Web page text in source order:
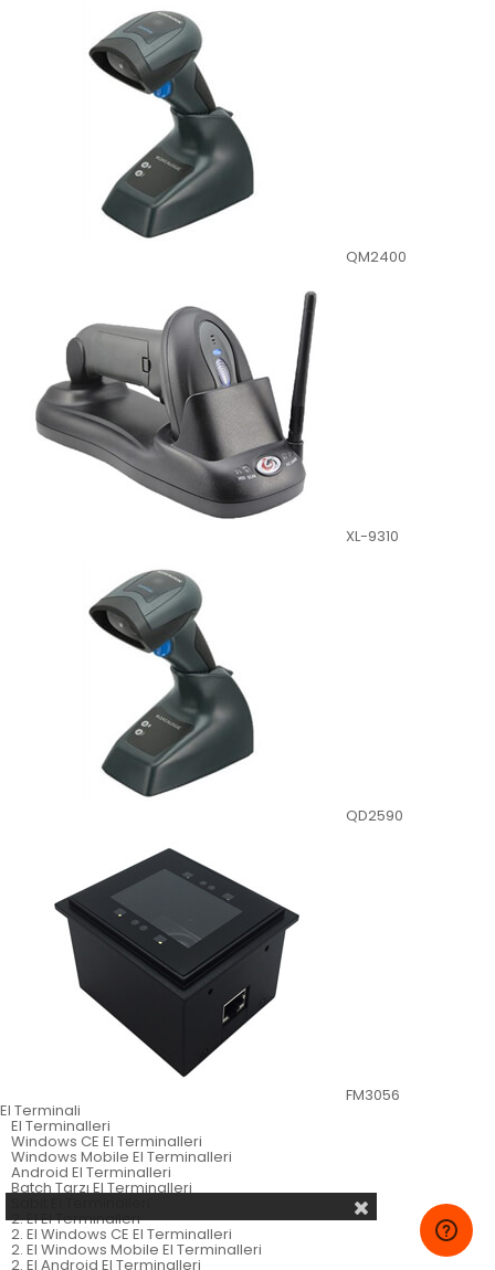
QM2400
XL-9310
QD2590
FM3056
El Terminali
El Terminalleri
Windows CE El Terminalleri
Windows Mobile El Terminalleri
Android El Terminalleri
Batch Tarzı El Terminalleri
2. El El Terminalleri
2. El Windows CE El Terminalleri
2. El Windows Mobile El Terminalleri
2. El Android El Terminalleri